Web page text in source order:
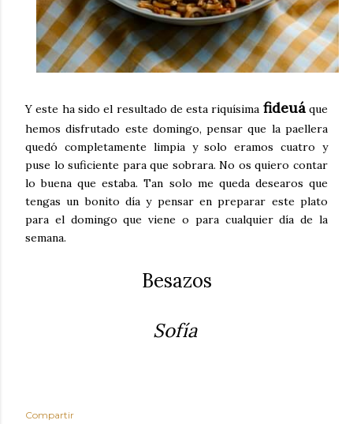
Y este ha sido el resultado de esta riquísima fideuáque
hemos disfrutado este domingo, pensar que la paellera
quedó completamente limpia y solo eramos cuatro y
puse lo suficiente para que sobrara. No os quiero contar
lo buena que estaba. Tan solo me queda desearos que
tengas un bonito día y pensar en preparar este plato
para el domingo que viene o para cualquier día de la
semana.
Besazos
Sofía
Compartir